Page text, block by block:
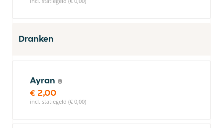
Dranken
Ayran
€ 2,00
incl. statiegeld (€ 0,00)